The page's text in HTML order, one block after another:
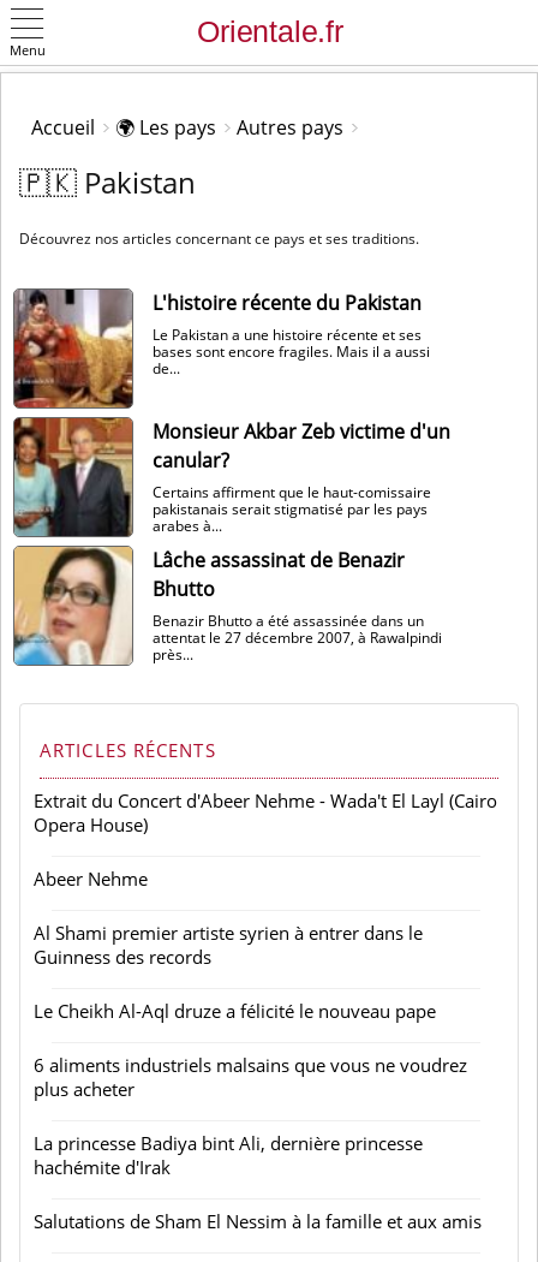
Menu
Accueil 🌍 Les pays Autres pays
🇵🇰 Pakistan
Découvrez nos articles concernant ce pays et ses traditions.
L'histoire récente du Pakistan
Le Pakistan a une histoire récente et ses
bases sont encore fragiles. Mais il a aussi
de...
Monsieur Akbar Zeb victime d'un
canular?
Certains affirment que le haut-comissaire
pakistanais serait stigmatisé par les pays
arabes à...
Lâche assassinat de Benazir
Bhutto
Benazir Bhutto a été assassinée dans un
attentat le 27 décembre 2007, à Rawalpindi
près...
ARTICLES RÉCENTS
Extrait du Concert d'Abeer Nehme - Wada't El Layl (Cairo
Opera House)
Abeer Nehme
Al Shami premier artiste syrien à entrer dans le
Guinness des records
Le Cheikh Al-Aql druze a félicité le nouveau pape
6 aliments industriels malsains que vous ne voudrez
plus acheter
La princesse Badiya bint Ali, dernière princesse
hachémite d'Irak
Salutations de Sham El Nessim à la famille et aux amis